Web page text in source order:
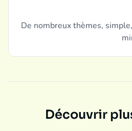
De nombreux thèmes,
Découvrir